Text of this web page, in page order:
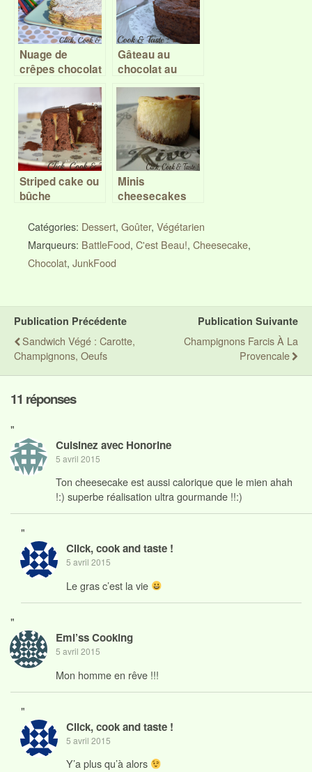
Nuage de
crêpes chocolat
au lait et noix de
coco (gâteau de
crêpes) – Battle
Food #40
Gâteau au
chocolat au
micro-ondes –
Battle Food #32
Striped cake ou
bûche
orange –
chocolat, Battle
food #26
Minis
cheesecakes
framboise façon
Starbucks
Catégories: Dessert, Goûter, Végétarien
Marqueurs: BattleFood, C'est Beau!, Cheesecake,
Chocolat, JunkFood
Publication Précédente
Sandwich Végé : Carotte,
Champignons, Oeufs
Publication Suivante
Champignons Farcis À La
Provencale
11 réponses
"
Cuisinez avec Honorine
5 avril 2015
Ton cheesecake est aussi calorique que le mien ahah
!:) superbe réalisation ultra gourmande !!:)
"
Click, cook and taste !
5 avril 2015
Le gras c’est la vie
"
Emi’ss Cooking
5 avril 2015
Mon homme en rêve !!!
"
Click, cook and taste !
5 avril 2015
Y’a plus qu’à alors